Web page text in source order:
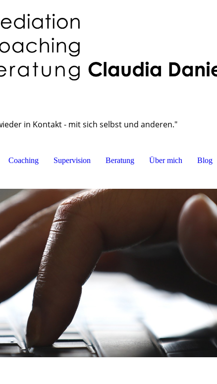
in Kontakt - mit sich selbst und anderen."
Coaching Supervision Beratung Über mich Blog